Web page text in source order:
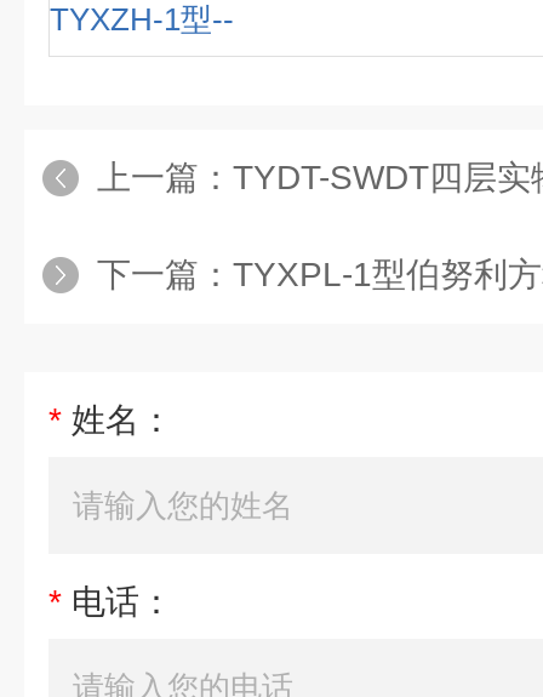
TYXZH-1型--
上一篇： TYDT-SWDT四层实物电梯实训
下一篇： TYXPL-1型伯努利方程实
* 姓名：
* 电话：